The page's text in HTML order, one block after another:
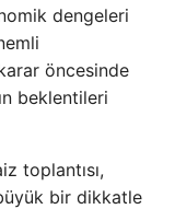
dengeleri
öncesinde
beklentileri
toplantısı,
bir dikkatle